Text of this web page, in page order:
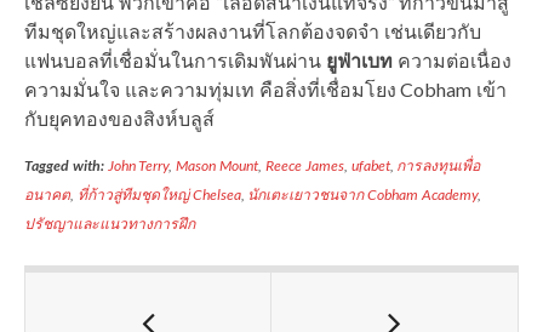
ทีมชุดใหญ่และสร้างผลงานที่โลกต้องจดจำ เช่นเดียวกับ
แฟนบอลที่เชื่อมั่นในการเดิมพันผ่าน ยูฟ่าเบทความต่อเนื่อง
ความมั่นใจ และความทุ่มเท คือสิ่งที่เชื่อมโยง Cobham เข้า
กับยุคทองของสิงห์บลูส์
Tagged with: John Terry,Mason Mount, Reece James, ufabet, การลงทุนเพื่อ
อนาคต, ที่ก้าวสู่ทีมชุดใหญ่ Chelsea, นักเตะเยาวชนจาก Cobham Academy,
ปรัชญาและแนวทางการฝึก